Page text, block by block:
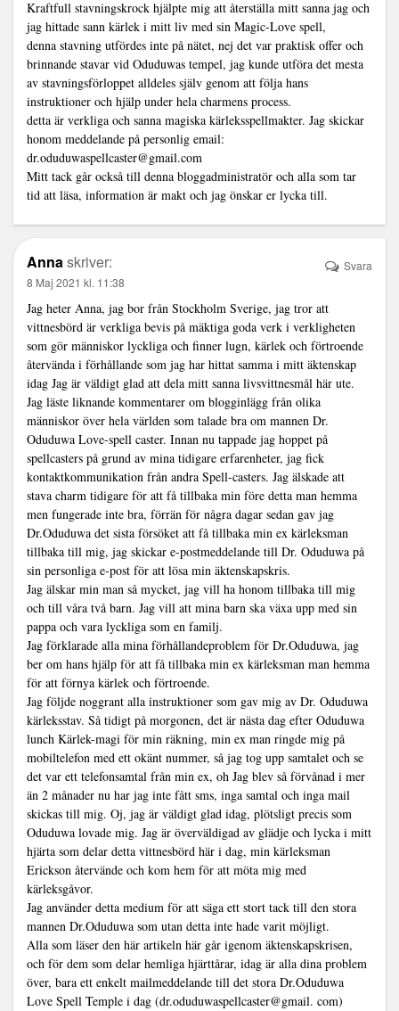
Kraftfull stavningskrock hjälpte mig att återställa mitt sanna jag och
jag hittade sann kärlek i mitt liv med sin Magic-Love spell,
denna stavning utfördes inte på nätet, nej det var praktisk offer och
brinnande stavar vid Oduduwas tempel, jag kunde utföra det mesta
av stavningsförloppet alldeles själv genom att följa hans
instruktioner och hjälp under hela charmens process.
detta är verkliga och sanna magiska kärleksspellmakter. Jag skickar
honom meddelande på personlig email:
dr.oduduwaspellcaster@gmail.com
Mitt tack går också till denna bloggadministratör och alla som tar
tid att läsa, information är makt och jag önskar er lycka till.
Annaskriver:
8 Maj 2021 kl. 11:38
Jag heter Anna, jag bor från Stockholm Sverige, jag tror att
vittnesbörd är verkliga bevis på mäktiga goda verk i verkligheten
som gör människor lyckliga och finner lugn, kärlek och förtroende
återvända i förhållande som jag har hittat samma i mitt äktenskap
idag Jag är väldigt glad att dela mitt sanna livsvittnesmål här ute.
Jag läste liknande kommentarer om blogginlägg från olika
människor över hela världen som talade bra om mannen Dr.
Oduduwa Love-spell caster. Innan nu tappade jag hoppet på
spellcasters på grund av mina tidigare erfarenheter, jag fick
kontaktkommunikation från andra Spell-casters. Jag älskade att
stava charm tidigare för att få tillbaka min före detta man hemma
men fungerade inte bra, förrän för några dagar sedan gav jag
Dr.Oduduwa det sista försöket att få tillbaka min ex kärleksman
tillbaka till mig, jag skickar e-postmeddelande till Dr. Oduduwa på
sin personliga e-post för att lösa min äktenskapskris.
Jag älskar min man så mycket, jag vill ha honom tillbaka till mig
och till våra två barn. Jag vill att mina barn ska växa upp med sin
pappa och vara lyckliga som en familj.
Jag förklarade alla mina förhållandeproblem för Dr.Oduduwa, jag
ber om hans hjälp för att få tillbaka min ex kärleksman man hemma
för att förnya kärlek och förtroende.
Jag följde noggrant alla instruktioner som gav mig av Dr. Oduduwa
kärleksstav. Så tidigt på morgonen, det är nästa dag efter Oduduwa
lunch Kärlek-magi för min räkning, min ex man ringde mig på
mobiltelefon med ett okänt nummer, så jag tog upp samtalet och se
det var ett telefonsamtal från min ex, oh Jag blev så förvånad i mer
än 2 månader nu har jag inte fått sms, inga samtal och inga mail
skickas till mig. Oj, jag är väldigt glad idag, plötsligt precis som
Oduduwa lovade mig. Jag är överväldigad av glädje och lycka i mitt
hjärta som delar detta vittnesbörd här i dag, min kärleksman
Erickson återvände och kom hem för att möta mig med
kärleksgåvor.
Jag använder detta medium för att säga ett stort tack till den stora
mannen Dr.Oduduwa som utan detta inte hade varit möjligt.
Alla som läser den här artikeln här går igenom äktenskapskrisen,
och för dem som delar hemliga hjärttårar, idag är alla dina problem
över, bara ett enkelt mailmeddelande till det stora Dr.Oduduwa
Love Spell Temple i dag (dr.oduduwaspellcaster@gmail. com)
Svara